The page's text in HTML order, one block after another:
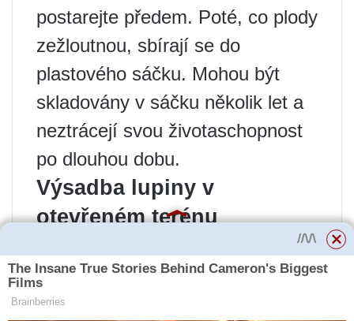
postarejte předem. Poté, co plody
zežloutnou, sbírají se do
plastového sáčku. Mohou být
skladovány v sáčku několik let a
neztrácejí svou životaschopnost
po dlouhou dobu.
Výsadba lupiny v
otevřeném terénu